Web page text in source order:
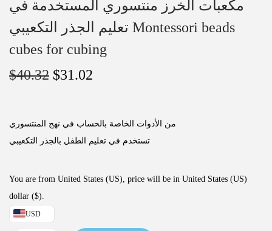
مكعبات الخرز منتسوري المستخدمة في
تعليم الجذر التكعيبي Montessori beads
cubes for cubing
$40.32 $31.02
من الأدوات الخاصة بالحساب في نهج المنتسوري
تستخدم في تعليم الطفل بالجذر التكعيبي
You are from United States (US), price will be in United States (US)
dollar ($).
USD